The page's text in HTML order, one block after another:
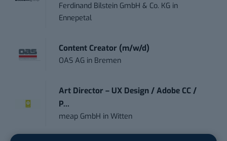
Ferdinand Bilstein GmbH & Co. KG in
Ennepetal
Content Creator (m/w/d)
OAS AG in Bremen
Art Director – UX Design / Adobe CC /
P...
meap GmbH inWitten